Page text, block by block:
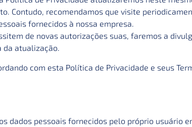
Contudo, recomendamos que visite
fornecidos à nossa empresa.
de novas autorizações suas, faremos a
da atualização.
com esta Política de Privacidade e seus
dados pessoais fornecidos pelo próprio usuário